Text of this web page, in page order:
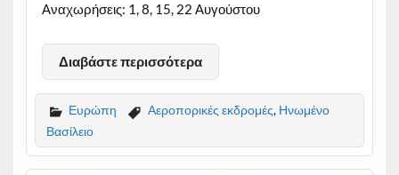
Αναχωρήσεις: 1, 8, 15, 22 Αυγούστου
Διαβάστε περισσότερα
Ευρώπη Αεροπορικές εκδρομές, Ηνωμένο
Βασίλειο